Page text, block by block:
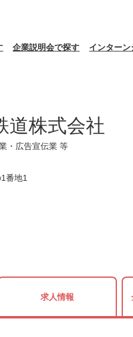
企業説明会で探す インター
道株式会社
・広告宣伝業 等
番地1
求人情報